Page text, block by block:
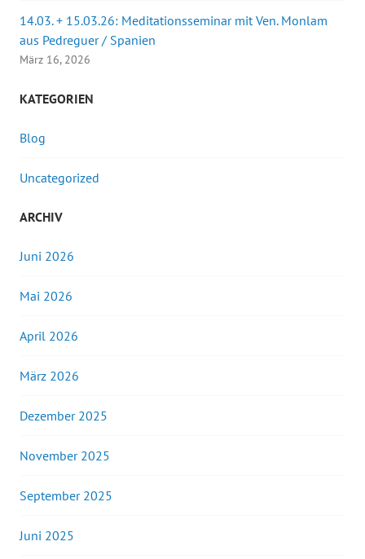
14.03. + 15.03.26: Meditationsseminar mit Ven. Monlam
aus Pedreguer / Spanien
März 16, 2026
KATEGORIEN
Blog
Uncategorized
ARCHIV
Juni 2026
Mai 2026
April 2026
März 2026
Dezember 2025
November 2025
September 2025
Juni 2025